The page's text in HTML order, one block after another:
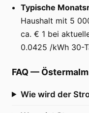
Typische
Haushalt mit 5
ca. € 1 bei
0.0425 /kWh 30-
FAQ — Östermalm
Wie wird der